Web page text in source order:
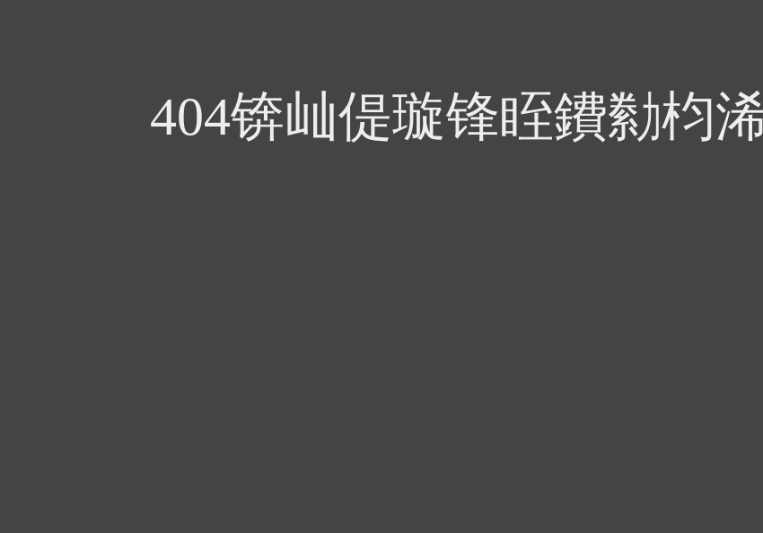
404锛屾偍璇锋眰鐨勬枃